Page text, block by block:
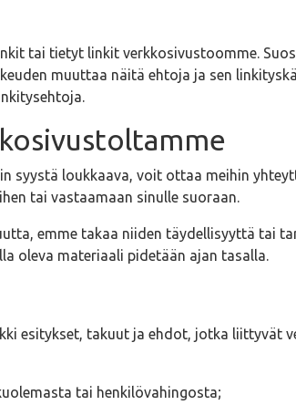
tai tietyt linkit verkkosivustoomme.
muuttaa näitä ehtoja ja sen
syystä loukkaava, voit ottaa meihin
tai vastaamaan sinulle suoraan.
emme takaa niiden täydellisyyttä tai
oleva materiaali pidetään ajan tasalla.
esitykset, takuut ja ehdot, jotka liittyvät
tai henkilövahingosta;